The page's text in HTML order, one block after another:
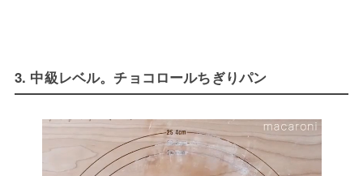
3. 中級レベル。チョコロールちぎりパン